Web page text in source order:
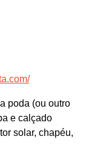
poda (ou outro
e calçado
solar, chapéu,